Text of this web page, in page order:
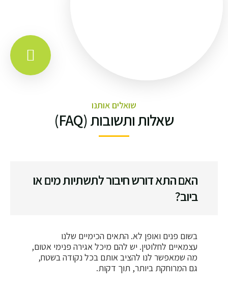
שואלים אותנו
שאלות ותשובות (FAQ)
האם התא דורש חיבור לתשתיות מים או
ביוב?
בשום פנים ואופן לא. התאים הכימיים שלנו
עצמאיים לחלוטין. יש להם מיכל אגירה פנימי אטום,
מה שמאפשר לנו להציב אותם בכל נקודה בשטח,
גם המרוחקת ביותר, תוך דקות.